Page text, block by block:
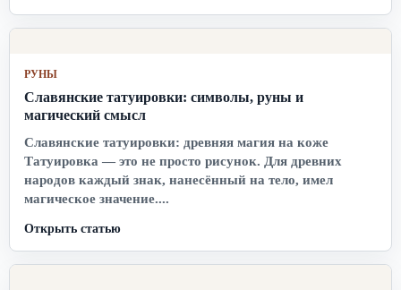
РУНЫ
Славянские татуировки: символы, руны и
магический смысл
Славянские татуировки: древняя магия на коже
Татуировка — это не просто рисунок. Для древних
народов каждый знак, нанесённый на тело, имел
магическое значение....
Открыть статью